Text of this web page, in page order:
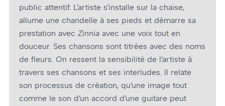
public attentif. L’artiste s’installe sur la chaise,
allume une chandelle à ses pieds et démarre sa
prestation avec Zinnia avec une voix tout en
douceur. Ses chansons sont titrées avec des noms
de fleurs. On ressent la sensibilité de l’artiste à
travers ses chansons et ses interludes. Il relate
son processus de création, qu’une image tout
comme le son d’un accord d’une guitare peut